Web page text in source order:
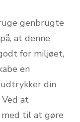
genbrugte
at denne
for miljøet,
en
din
at
til at gøre